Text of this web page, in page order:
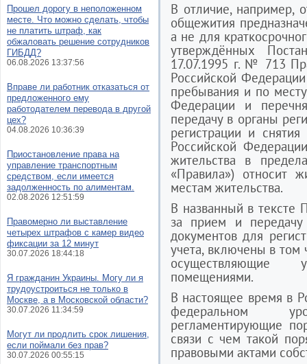
В отличие, например,
общежития
а не для
утверждённых
17.07.1995 г. № 713
Российской
пребывания и по
Федерации и
передачу в органы
регистрации и
Российской
жительства в
«Правила») относит
местам жительства.
В названный в тексте
за прием и передачу
документов для
учета, включены в том
осуществляющие
помещениями.
В настоящее время в
федеральном
регламентирующие
связи с чем такой
правовыми актами
Прошел дорогу в неположенном
месте. Что можно сделать, чтобы
не платить штраф, как
обжаловать решение сотрудников
ГИБДД?
06.08.2026 13:37:56
Вправе ли работник отказаться от
предложенного ему
работодателем перевода в другой
цех?
04.08.2026 10:36:39
Приостановление права на
управление транспортным
средством, если имеется
задолженность по алиментам.
02.08.2026 12:51:59
Правомерно ли выставление
четырех штрафов с камер видео
фиксации за 12 минут
30.07.2026 18:44:18
Я гражданин Украины. Могу ли я
трудоустроиться не только в
Москве, а в Московской области?
30.07.2026 11:34:59
Могут ли продлить срок лишения,
если поймали без прав?
30.07.2026 00:55:15